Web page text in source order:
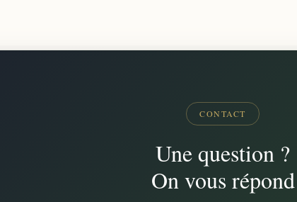
CONTACT
Une question ?
On vous répond